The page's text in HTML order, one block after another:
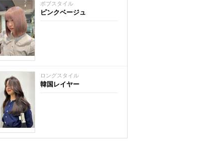
ボブスタイル
ピンクベージュ
ロングスタイル
韓国レイヤー